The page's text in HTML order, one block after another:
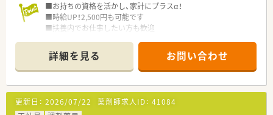
■お持ちの資格を活かし、家計にプラスα！
■時給UP！2,500円も可能です
■扶養内でお仕事したい方も歓迎
■ショッピングモール内の店舗で、ご自身のお買物等にも便利で
す
■就業に関してご不明な点、ご不安な点は、お気軽にご相談くだ
さい
詳細を見る お問い合わせ
更新日： 2026/07/22 薬剤師求人ID： 41084